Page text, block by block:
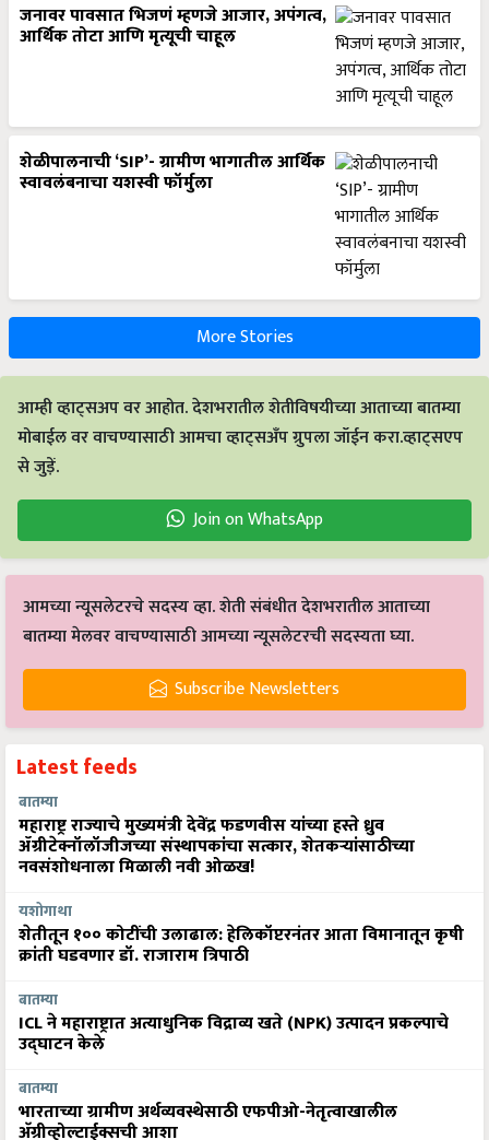
जनावर पावसात भिजणं म्हणजे आजार, अपंगत्व,
आर्थिक तोटा आणि मृत्यूची चाहूल
शेळीपालनाची ‘SIP’- ग्रामीण भागातील आर्थिक
स्वावलंबनाचा यशस्वी फॉर्मुला
More Stories
आम्ही व्हाट्सअप वर आहोत. देशभरातील शेतीविषयीच्या आताच्या बातम्या
मोबाईल वर वाचण्यासाठी आमचा व्हाट्सअँप ग्रुपला जॉईन करा.व्हाट्सएप
से जुड़ें.
Join on WhatsApp
आमच्या न्यूसलेटरचे सदस्य व्हा. शेती संबंधीत देशभरातील आताच्या
बातम्या मेलवर वाचण्यासाठी आमच्या न्यूसलेटरची सदस्यता घ्या.
Subscribe Newsletters
Latest feeds
बातम्या
महाराष्ट्र राज्याचे मुख्यमंत्री देवेंद्र फडणवीस यांच्या हस्ते ध्रुव
ॲग्रीटेक्नॉलॉजीजच्या संस्थापकांचा सत्कार, शेतकऱ्यांसाठीच्या
नवसंशोधनाला मिळाली नवी ओळख!
यशोगाथा
शेतीतून १०० कोटींची उलाढाल: हेलिकॉप्टरनंतर आता विमानातून कृषी
क्रांती घडवणार डॉ. राजाराम त्रिपाठी
बातम्या
ICL ने महाराष्ट्रात अत्याधुनिक विद्राव्य खते (NPK) उत्पादन प्रकल्पाचे
उद्घाटन केले
बातम्या
भारताच्या ग्रामीण अर्थव्यवस्थेसाठी एफपीओ-नेतृत्वाखालील
अ‍ॅग्रीव्होल्टाईक्सची आशा